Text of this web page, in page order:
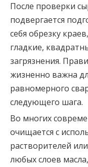
После проверки
подвергается
себя обрезку
гладкие,
загрязнения.
жизненно важна
равномерного
следующего шага.
Во многих
очищается с
растворителей
любых слоев